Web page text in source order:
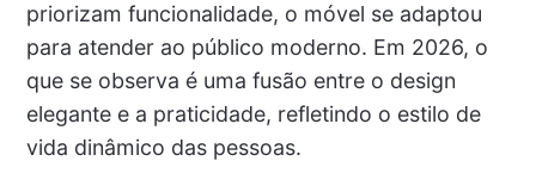
priorizam funcionalidade, o móvel se adaptou
para atender ao público moderno. Em 2026, o
que se observa é uma fusão entre o design
elegante e a praticidade, refletindo o estilo de
vida dinâmico das pessoas.